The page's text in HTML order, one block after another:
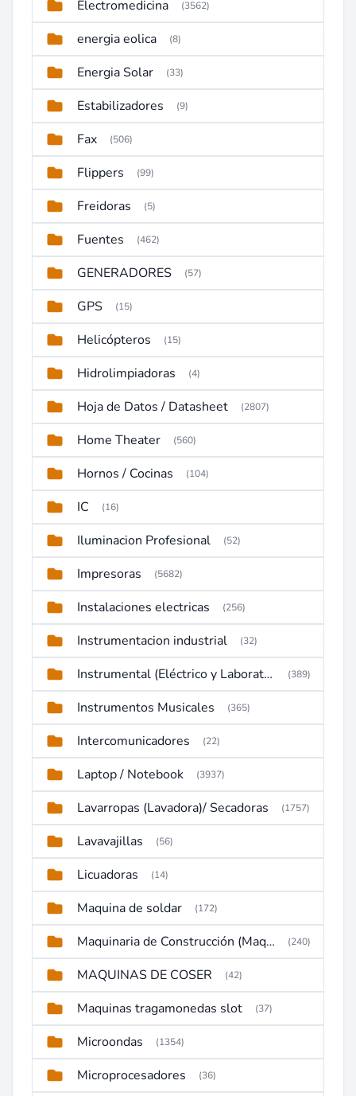
Electromedicina (3562)
energia eolica (8)
Energia Solar (33)
Estabilizadores (9)
Fax (506)
Flippers (99)
Freidoras (5)
Fuentes (462)
GENERADORES (57)
GPS (15)
Helicópteros (15)
Hidrolimpiadoras (4)
Hoja de Datos / Datasheet (2807)
Home Theater (560)
Hornos / Cocinas (104)
IC (16)
Iluminacion Profesional (52)
Impresoras (5682)
Instalaciones electricas (256)
Instrumentacion industrial (32)
Instrumental (Eléctrico y Laboratorio) (389)
Instrumentos Musicales (365)
Intercomunicadores (22)
Laptop / Notebook (3937)
Lavarropas (Lavadora)/ Secadoras (1757)
Lavavajillas (56)
Licuadoras (14)
Maquina de soldar (172)
Maquinaria de Construcción (Maquinaria Pesada) (240)
MAQUINAS DE COSER (42)
Maquinas tragamonedas slot (37)
Microondas (1354)
Microprocesadores (36)